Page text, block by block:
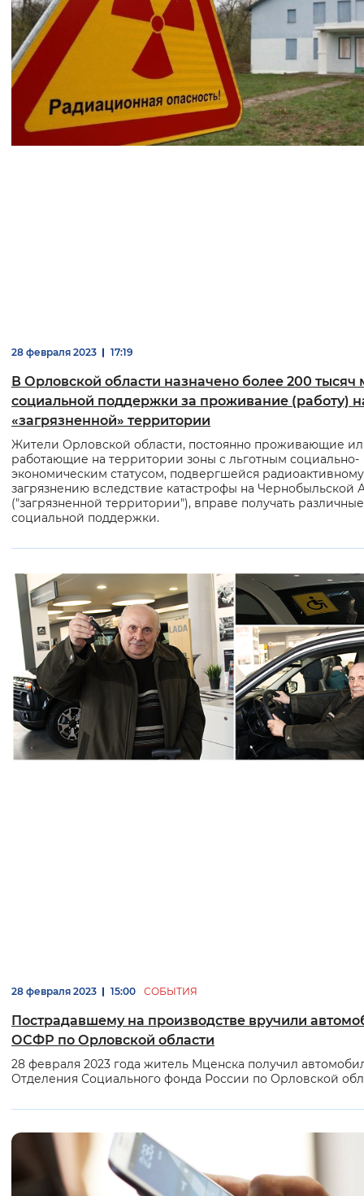
28 февраля 2023 17:19
В Орловской области назначено более 200 тысяч
социальной поддержки за проживание (работу)
«загрязненной» территории
Жители Орловской области, постоянно проживающие
работающие на территории зоны с льготным социально-
экономическим статусом, подвергшейся радиоактивному
загрязнению вследствие катастрофы на Чернобыльской
("загрязненной территории"), вправе получать
социальной поддержки.
СОБЫТИЯ
28 февраля 2023 15:00
Пострадавшему на производстве вручили
ОСФР по Орловской области
28 февраля 2023 года житель Мценска получил
Отделения Социального фонда России по Орловской